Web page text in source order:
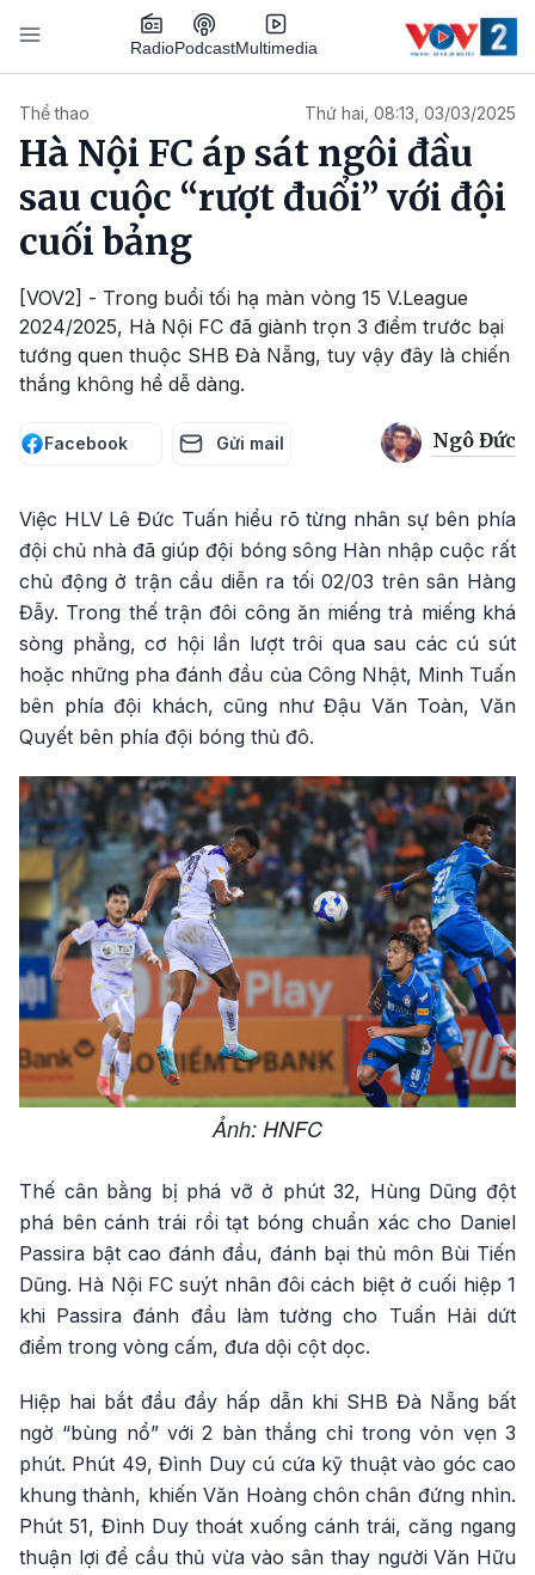
Nhảy đến nội dung
RadioPodcastMultimedia
Thể thao Thứ hai, 08:13, 03/03/2025
Hà Nội FC áp sát ngôi đầu
sau cuộc “rượt đuổi” với đội
cuối bảng
[VOV2] - Trong buổi tối hạ màn vòng 15 V.League
2024/2025, Hà Nội FC đã giành trọn 3 điểm trước bại
tướng quen thuộc SHB Đà Nẵng, tuy vậy đây là chiến
thắng không hề dễ dàng.
Facebook Gửi mail Ngô Đức
Việc HLV Lê Đức Tuấn hiểu rõ từng nhân sự bên phía
đội chủ nhà đã giúp đội bóng sông Hàn nhập cuộc rất
chủ động ở trận cầu diễn ra tối 02/03 trên sân Hàng
Đẫy. Trong thế trận đôi công ăn miếng trả miếng khá
sòng phẳng, cơ hội lần lượt trôi qua sau các cú sút
hoặc những pha đánh đầu của Công Nhật, Minh Tuấn
bên phía đội khách, cũng như Đậu Văn Toàn, Văn
Quyết bên phía đội bóng thủ đô.
Ảnh: HNFC
Thế cân bằng bị phá vỡ ở phút 32, Hùng Dũng đột
phá bên cánh trái rồi tạt bóng chuẩn xác cho Daniel
Passira bật cao đánh đầu, đánh bại thủ môn Bùi Tiến
Dũng. Hà Nội FC suýt nhân đôi cách biệt ở cuối hiệp 1
khi Passira đánh đầu làm tường cho Tuấn Hải dứt
điểm trong vòng cấm, đưa dội cột dọc.
Hiệp hai bắt đầu đầy hấp dẫn khi SHB Đà Nẵng bất
ngờ “bùng nổ” với 2 bàn thắng chỉ trong vỏn vẹn 3
phút. Phút 49, Đình Duy cú cứa kỹ thuật vào góc cao
khung thành, khiến Văn Hoàng chôn chân đứng nhìn.
Phút 51, Đình Duy thoát xuống cánh trái, căng ngang
thuận lợi để cầu thủ vừa vào sân thay người Văn Hữu